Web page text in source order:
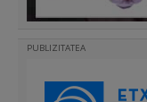
PUBLIZITATEA